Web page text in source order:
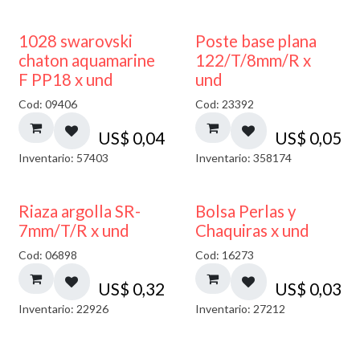
1028 swarovski
chaton aquamarine
F PP18 x und
Cod: 09406
US$ 0,04
Inventario: 57403
Poste base plana
122/T/8mm/R x
und
Cod: 23392
US$ 0,05
Inventario: 358174
Riaza argolla SR-
7mm/T/R x und
Cod: 06898
US$ 0,32
Inventario: 22926
Bolsa Perlas y
Chaquiras x und
Cod: 16273
US$ 0,03
Inventario: 27212